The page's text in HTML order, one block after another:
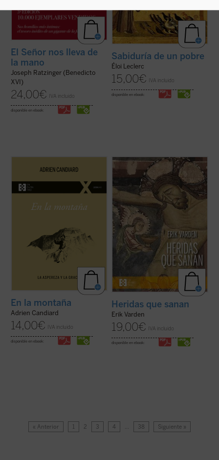
El Señor nos lleva de
la mano
Joseph Ratzinger (Benedicto
XVI)
24,00€ IVA incluido
disponible en ebook:
Sabiduría de un pobre
Éloi Leclerc
15,00€ IVA incluido
disponible en ebook:
Adrien Candiard nos conduce al corazón
proclama las Bienaventuranzas y propone
exigencias que parecen inalcanzables:
En la montaña
Adrien Candiard
14,00€ IVA incluido
disponible en ebook:
¿Qué hacer cuando el sufrimiento se
vuelve insoportable y las respuestas
convencionales ya no bastan? El monje y
obispo Erik Varden nos propone un camino.
Inspirándose en un antiguo poema
cisterciense, este libro nos invita a
contemplar ...
Heridas que sanan
Erik Varden
19,00€ IVA incluido
disponible en ebook:
« Anterior 1 2 3 4 … 38 Siguiente »